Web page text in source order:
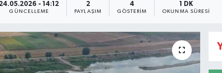
- 14:12
GÜNCELLEME
2
PAYLAŞIM
4
GÖSTERIM
1 DK
OKUNMA SÜRESI